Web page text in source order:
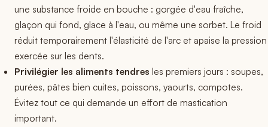
une substance froide en bouche : gorgée d'eau fraîche,
glaçon qui fond, glace à l'eau, ou même une sorbet. Le froid
réduit temporairement l'élasticité de l'arc et apaise la pression
exercée sur les dents.
Privilégier les aliments tendres les premiers jours : soupes,
purées, pâtes bien cuites, poissons, yaourts, compotes.
Évitez tout ce qui demande un effort de mastication
important.